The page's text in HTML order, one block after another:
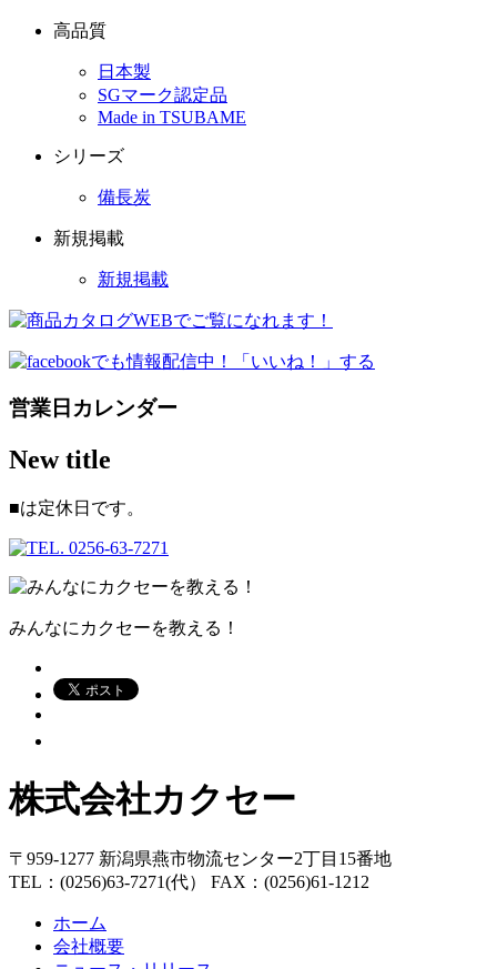
高品質
日本製
SGマーク認定品
Made in TSUBAME
シリーズ
備長炭
新規掲載
新規掲載
営業日カレンダー
New title
■は定休日です。
みんなにカクセーを教える！
株式会社カクセー
〒959-1277 新潟県燕市物流センター2丁目15番地
TEL：(0256)63-7271(代） FAX：(0256)61-1212
ホーム
会社概要